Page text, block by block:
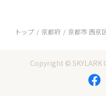
トップ 京都府 京都市 西京
Copyright © SKYLARK